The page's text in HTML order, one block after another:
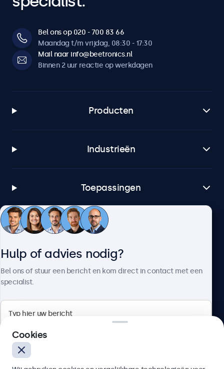
Bel ons op 020 - 700 83 66
Maandag t/m vrijdag, 08:30 - 17:30
Mail naar info@beetronics.nl
Binnen 2 uur reactie op werkdagen
Producten
Industrieën
Toepassingen
Klantenservice
Hulp of advies nodig?
Bel ons of stuur een bericht en kom direct in contact met een
specialist.
Cookies